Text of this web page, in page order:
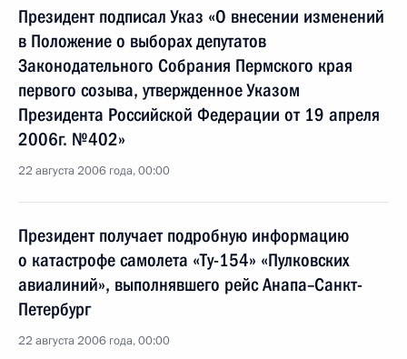
Президент подписал Указ «О внесении изменений
в Положение о выборах депутатов
Законодательного Собрания Пермского края
первого созыва, утвержденное Указом
Президента Российской Федерации от 19 апреля
2006г. №402»
22 августа 2006 года, 00:00
Президент получает подробную информацию
о катастрофе самолета «Ту-154» «Пулковских
авиалиний», выполнявшего рейс Анапа–Санкт-
Петербург
22 августа 2006 года, 00:00